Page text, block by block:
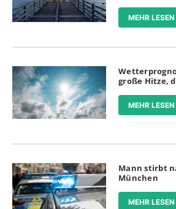
MEHR
große Hitze,
MEHR
Mann stirbt
München
MEHR